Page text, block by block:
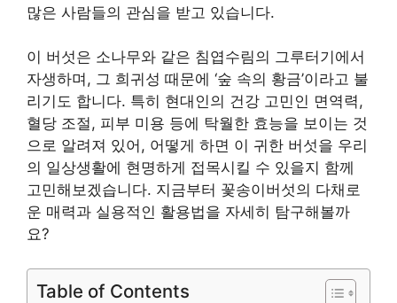
많은 사람들의 관심을 받고 있습니다.
이 버섯은 소나무와 같은 침엽수림의 그루터기에서
자생하며, 그 희귀성 때문에 ‘숲 속의 황금’이라고 불
리기도 합니다. 특히 현대인의 건강 고민인 면역력,
혈당 조절, 피부 미용 등에 탁월한 효능을 보이는 것
으로 알려져 있어, 어떻게 하면 이 귀한 버섯을 우리
의 일상생활에 현명하게 접목시킬 수 있을지 함께
고민해보겠습니다. 지금부터 꽃송이버섯의 다채로
운 매력과 실용적인 활용법을 자세히 탐구해볼까
요?
Table of Contents